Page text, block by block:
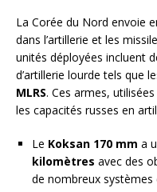
La Corée du Nord envoie
dans l’artillerie et les
unités déployées incluent
d’artillerie lourde tels que
MLRS. Ces armes,
les capacités russes en
Le Koksan 170 mm a
kilomètres avec des
de nombreux systèmes